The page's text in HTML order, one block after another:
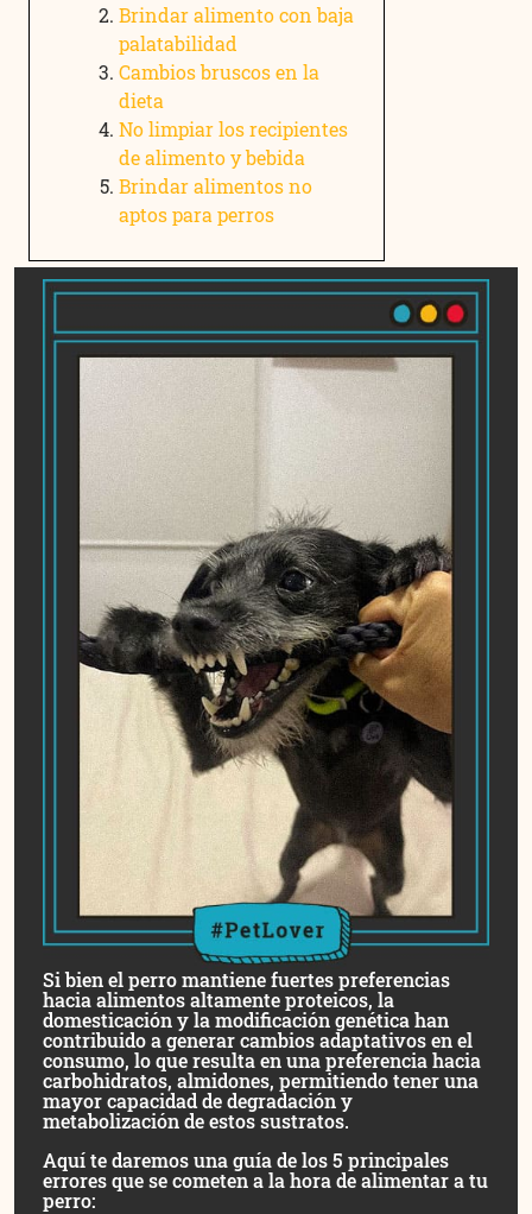
Brindar alimento con baja
palatabilidad
Cambios bruscos en la
dieta
No limpiar los recipientes
de alimento y bebida
Brindar alimentos no
aptos para perros
Si bien el perro mantiene fuertes preferencias
hacia alimentos altamente proteicos, la
domesticación y la modificación genética han
contribuido a generar cambios adaptativos en el
consumo, lo que resulta en una preferencia hacia
carbohidratos, almidones, permitiendo tener una
mayor capacidad de degradación y
metabolización de estos sustratos.
Aquí te daremos una guía de los 5 principales
errores que se cometen a la hora de alimentar a tu
perro: